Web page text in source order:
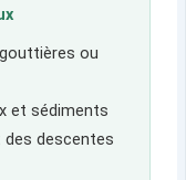
ou
et sédiments
des descentes